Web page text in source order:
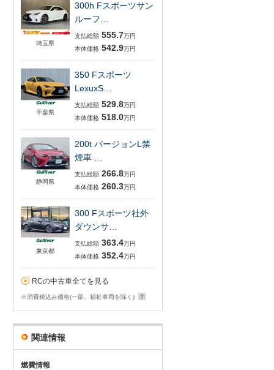
埼玉県
300h Fスポーツサン
ルーフ…
支払総額 555.7万円
本体価格 542.9万円
千葉県
350 Fスポーツ
LexuxS…
支払総額 529.8万円
本体価格 518.0万円
静岡県
200t バージョンL禁
煙車 …
支払総額 266.8万円
本体価格 260.3万円
東京都
300 Fスポーツ社外
ダウンサ…
支払総額 363.4万円
本体価格 352.4万円
RCの中古車全てを見る
※消費税込み価格(一部、福祉車両を除く)
関連情報
燃費情報